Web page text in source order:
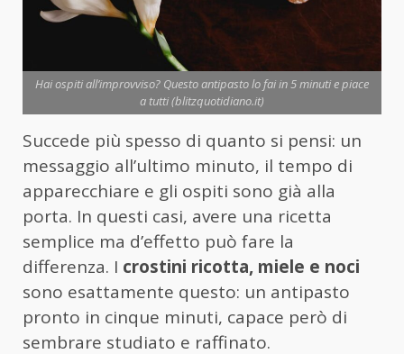
Hai ospiti all’improvviso? Questo antipasto lo fai in 5 minuti e piace
a tutti (blitzquotidiano.it)
Succede più spesso di quanto si pensi: un
messaggio all’ultimo minuto, il tempo di
apparecchiare e gli ospiti sono già alla
porta. In questi casi, avere una ricetta
semplice ma d’effetto può fare la
differenza. I crostini ricotta, miele e noci
sono esattamente questo: un antipasto
pronto in cinque minuti, capace però di
sembrare studiato e raffinato.